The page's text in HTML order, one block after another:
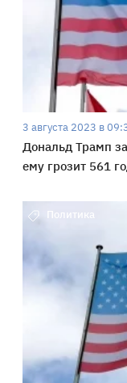
3 августа 2023 в
Дональд Трамп
ему грозит 561
Политика